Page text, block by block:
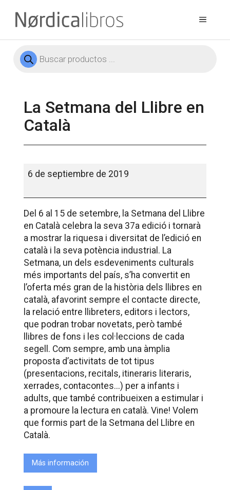
contenido
Menú
Búsqueda
de
La Setmana del Llibre en
Català
La
Setmana
en
Català
6 de septiembre de 2019
Del 6 al 15 de setembre, la Setmana del Llibre
en Català celebra la seva 37a edició i tornarà
a mostrar la riquesa i diversitat de l’edició en
català i la seva potència industrial. La
Setmana, un dels esdeveniments culturals
més importants del país, s’ha convertit en
l’oferta més gran de la història dels llibres en
català, afavorint sempre el contacte directe,
la relació entre llibreters, editors i lectors,
que podran trobar novetats, però també
llibres de fons i les col·leccions de cada
segell. Com sempre, amb una àmplia
proposta d’activitats de tot tipus
(presentacions, recitals, itineraris literaris,
xerrades, contacontes...) per a infants i
adults, que també contribueixen a estimular i
a promoure la lectura en català. Vine! Volem
que formis part de la Setmana del Llibre en
Català.
Más información